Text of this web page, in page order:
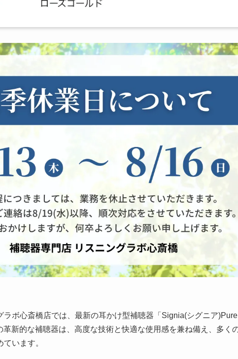
ラボ心斎橋店では、最新の耳かけ型補聴器「Signia(シグニア
革新的な補聴器は、高度な技術と快適な使用感を兼ね備え、多く
います。